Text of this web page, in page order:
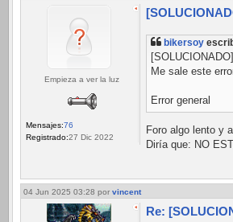
Empieza a ver la luz
Mensajes:76
Registrado:27 Dic 2022
bikersoy
Me sale este
Error general
Foro algo lento y
Diría que: NO
04 Jun 2025 03:28 por vincent
Re: